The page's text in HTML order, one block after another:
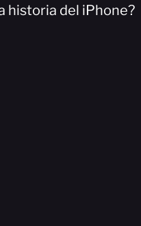
historia del iPhone?